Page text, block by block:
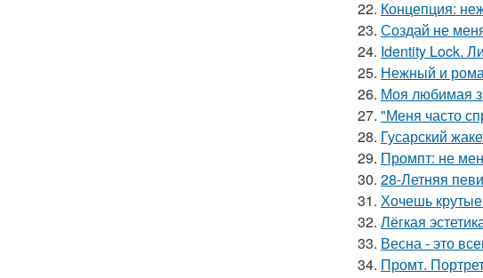
22. Концепция:
23. Создай не
24. Identity Lock.
25. Нежный и
26. Моя любимая
27. "Меня часто
28. Гусарский
29. Промпт: не
30. 28-Летняя
31. Хочешь
32. Лёгкая
33. Весна - это
34. Промт.